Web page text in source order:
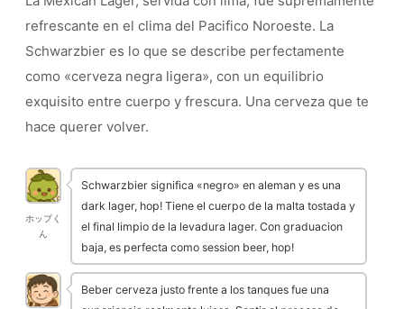
refrescante en el clima del Pacifico Noroeste. La
Schwarzbier es lo que se describe perfectamente
como «cerveza negra ligera», con un equilibrio
exquisito entre cuerpo y frescura. Una cerveza que te
hace querer volver.
ホップく
ん
Schwarzbier significa «negro» en aleman y es una
dark lager, hop! Tiene el cuerpo de la malta tostada y
el final limpio de la levadura lager. Con graduacion
baja, es perfecta como session beer, hop!
Beber cerveza justo frente a los tanques fue una